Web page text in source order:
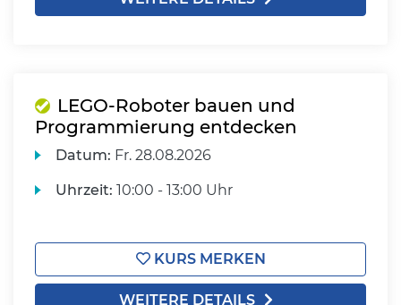
LEGO-Roboter bauen und
Programmierung entdecken
Datum: Fr. 28.08.2026
Uhrzeit: 10:00 - 13:00 Uhr
KURS MERKEN
WEITERE DETAILS